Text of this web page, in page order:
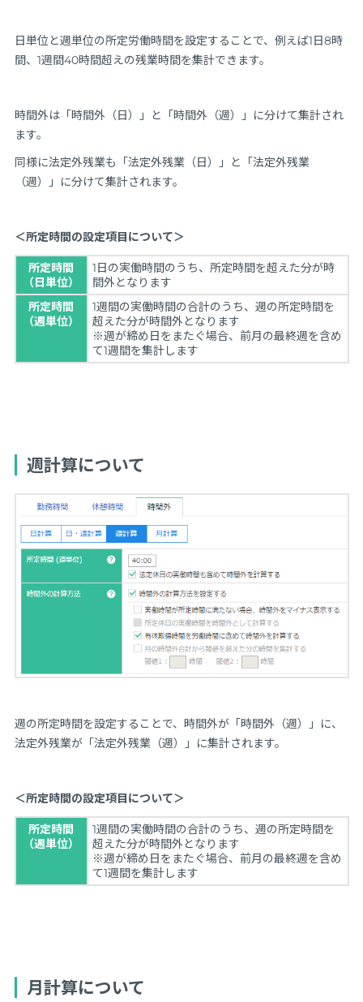
日単位と週単位の所定労働時間を設定することで、例えば1日8時
間、1週間40時間超えの残業時間を集計できます。
時間外は「時間外（日）」と「時間外（週）」に分けて集計され
ます。
同様に法定外残業も「法定外残業（日）」と「法定外残業
（週）」に分けて集計されます。
＜所定時間の設定項目について＞
所定時間
（日単位）
1日の実働時間のうち、所定時間を超えた分が時
間外となります
所定時間
（週単位）
1週間の実働時間の合計のうち、週の所定時間を
超えた分が時間外となります
※週が締め日をまたぐ場合、前月の最終週を含め
て1週間を集計します
週計算について
週の所定時間を設定することで、時間外が「時間外（週）」に、
法定外残業が「法定外残業（週）」に集計されます。
＜所定時間の設定項目について＞
所定時間
（週単位）
1週間の実働時間の合計のうち、週の所定時間を
超えた分が時間外となります
※週が締め日をまたぐ場合、前月の最終週を含め
て1週間を集計します
月計算について